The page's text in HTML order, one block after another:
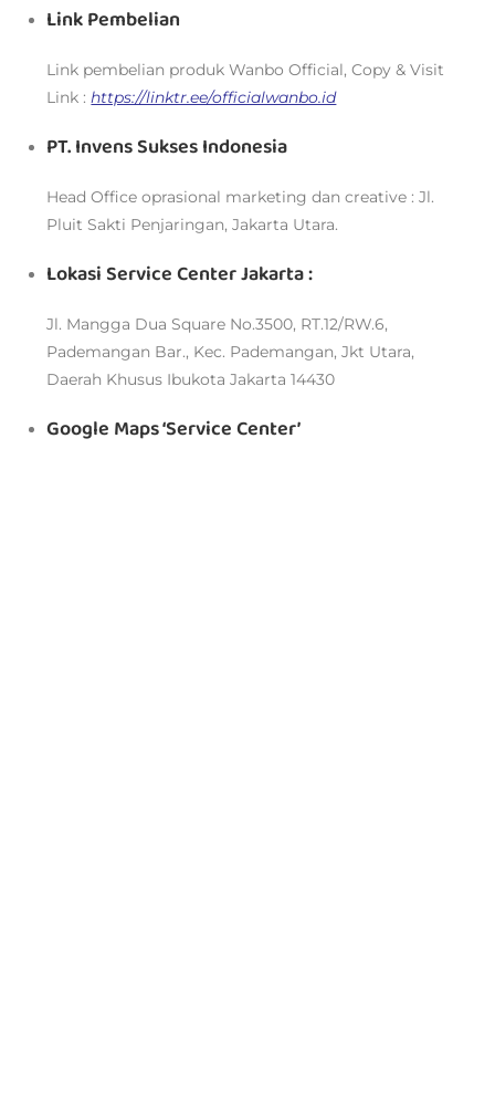
Link Pembelian
Link pembelian produk Wanbo Official, Copy & Visit
Link :https://linktr.ee/officialwanbo.id
PT. Invens Sukses Indonesia
Head Office oprasional marketing dan creative : Jl.
Pluit Sakti Penjaringan, Jakarta Utara.
Lokasi Service Center Jakarta :
Jl. Mangga Dua Square No.3500, RT.12/RW.6,
Pademangan Bar., Kec. Pademangan, Jkt Utara,
Daerah Khusus Ibukota Jakarta 14430
Google Maps ‘Service Center’